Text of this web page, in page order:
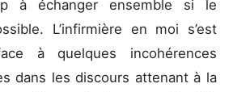
à échanger ensemble si le
L’infirmière en moi s’est
à quelques incohérences
dans les discours attenant à la